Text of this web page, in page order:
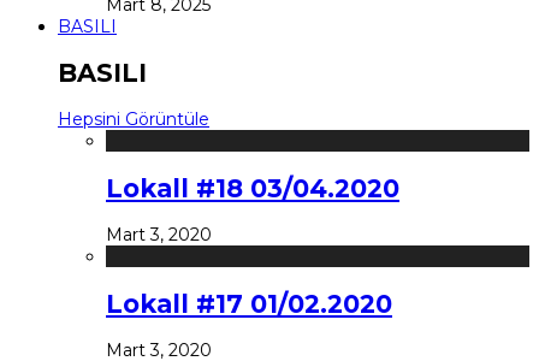
BASILI
BASILI
Hepsini Görüntüle
Lokall #18 03/04.2020
Mart 3, 2020
Lokall #17 01/02.2020
Mart 3, 2020